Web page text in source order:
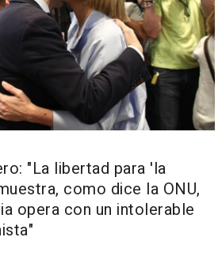
"La libertad para 'la
como dice la ONU,
opera con un intolerable